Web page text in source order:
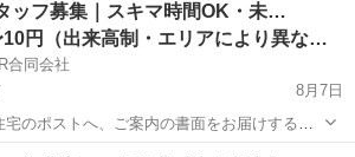
ッフ募集｜スキマ時間OK・未…
3円〜10円（出来高制・エリアにより異なる）
合同会社
8月7日
のポストへ、ご案内の書面をお届けする業